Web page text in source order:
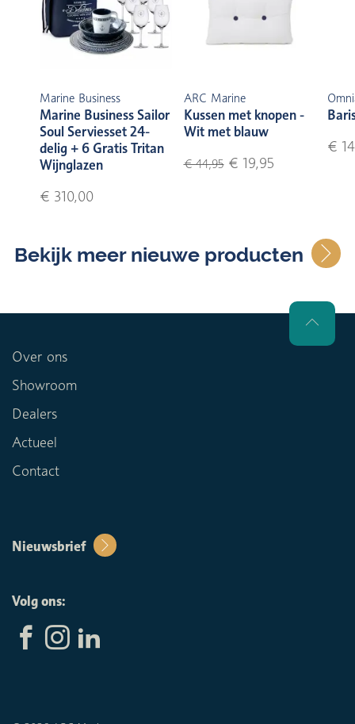
Marine Business
Marine Business Sailor
Soul Serviesset 24-
delig + 6 Gratis Tritan
Wijnglazen
€ 310,00
ARC Marine
Kussen met knopen -
Wit met blauw
€ 44,95€ 19,95
€
Bekijk meer nieuwe producten
Over ons
Showroom
Dealers
Actueel
Contact
Nieuwsbrief
Volg ons: